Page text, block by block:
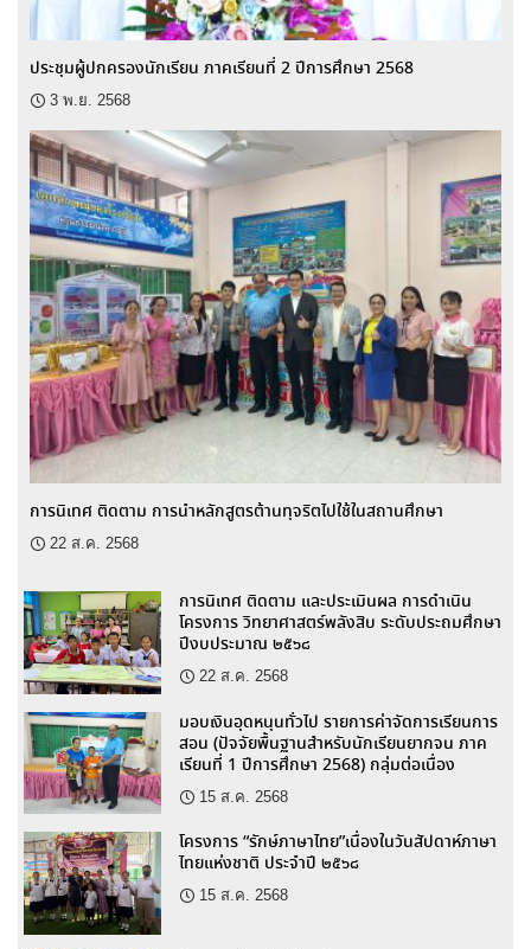
ประชุมผู้ปกครองนักเรียน ภาคเรียนที่ 2 ปีการศึกษา 2568
3 พ.ย. 2568
การนิเทศ ติดตาม การนำหลักสูตรต้านทุจริตไปใช้ในสถานศึกษา
22 ส.ค. 2568
การนิเทศ ติดตาม และประเมินผล การดำเนิน
โครงการ วิทยาศาสตร์พลังสิบ ระดับประถมศึกษา
ปีงบประมาณ ๒๕๖๘
22 ส.ค. 2568
มอบเงินอุดหนุนทั่วไป รายการค่าจัดการเรียนการ
สอน (ปัจจัยพื้นฐานสำหรับนักเรียนยากจน ภาค
เรียนที่ 1 ปีการศึกษา 2568) กลุ่มต่อเนื่อง
15 ส.ค. 2568
โครงการ “รักษ์ภาษาไทย”เนื่องในวันสัปดาห์ภาษา
ไทยแห่งชาติ ประจำปี ๒๕๖๘
15 ส.ค. 2568